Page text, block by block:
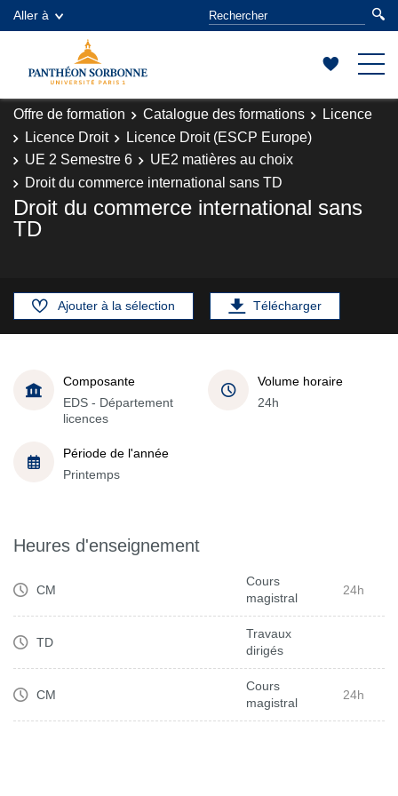
Aller à
Offre de formation Catalogue des formations
Licence
Licence Droit
Licence Droit (ESCP Europe)
UE 2 Semestre 6
UE2 matières au choix
Droit du commerce international sans TD
Droit du commerce international sans
TD
Ajouter à la sélection Télécharger
Composante
EDS - Département
licences
Volume horaire
24h
Période de l'année
Printemps
Heures d'enseignement
CM
Cours
magistral
24h
TD
Travaux
dirigés
CM
Cours
magistral
24h